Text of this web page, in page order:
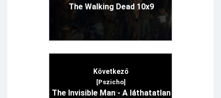
The Walking Dead 10x9
Következő
[Pszicho]
The Invisible Man - A láthatatlan